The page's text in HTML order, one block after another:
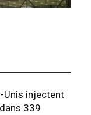
Unis injectent
339